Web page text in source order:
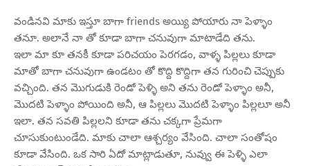
వండినవి మాకు ఇస్తూ బాగా friends అయ్యి పోయారు నా పెళ్ళాం
తనూ. అలానే నా తో కూడా బాగా చనువుగా మాటాడేది తను.
ఇలా మా కూ తనకీ కూడా పరిచయం పెరగడం, వాళ్ళ పిల్లలు కూడా
మాతో బాగా చనువుగా ఉండటం తో కొద్ది కొద్దిగా తన గురించి చెప్పుకు
వచ్చింది. తన మొగుడుకి రెండో పెళ్ళి అని తను రెండో పెళ్ళాం అనీ,
మొదటి పెళ్ళాం పోయింది అనీ, ఆ పిల్లలు మొదటి పెళ్ళాం పిల్లలూ అనీ
ఇలా. తన సవతి పిల్లలని కూడా తను చక్కగా ప్రేమగా
చూసుకుంటుండేది. మాకు చాలా ఆశ్చర్యం వేసింది. చాలా సంతోషం
కూడా వేసింది. ఒక సారి ఏదో మాట్లాడుతూ, నువ్వు ఈ పెళ్ళి ఎలా